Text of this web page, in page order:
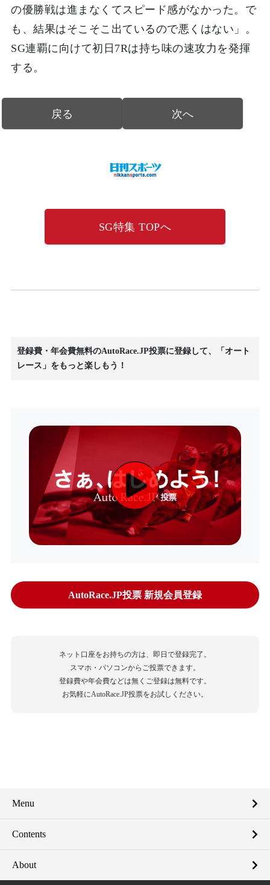
の優勝戦は進まなくてスピード感がなかった。で
も、結果はそこそこ出ているので悪くはない」。
SG連覇に向けて初日7Rは持ち味の速攻力を発揮
する。
戻る 次へ
SG特集 TOPへ
登録費・年会費無料のAutoRace.JP投票に登録して、「オート
レース」をもっと楽しもう！
AutoRace.JP投票 新規会員登録
ネット口座をお持ちの方は、即日で登録完了。
スマホ・パソコンからご投票できます。
登録費や年会費などは無くご登録は無料です。
お気軽にAutoRace.JP投票をお試しください。
Menu
Contents
About